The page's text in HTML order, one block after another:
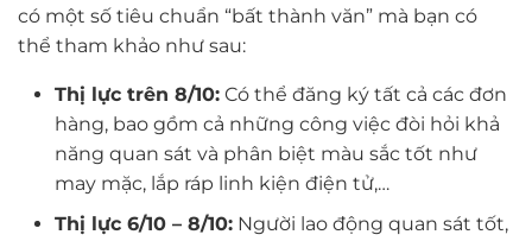
có một số tiêu chuẩn “bất thành văn” mà bạn có
thể tham khảo như sau:
Thị lực trên 8/10:Có thể đăng ký tất cả các đơn
hàng, bao gồm cả những công việc đòi hỏi khả
năng quan sát và phân biệt màu sắc tốt như
may mặc, lắp ráp linh kiện điện tử,…
Thị lực 6/10 – 8/10:Người lao động quan sát tốt,